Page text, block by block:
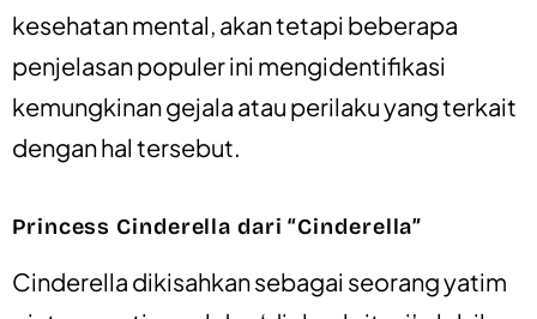
kesehatan mental, akan tetapi beberapa
penjelasan populer ini mengidentifikasi
kemungkinan gejala atau perilaku yang terkait
dengan hal tersebut.
Princess Cinderella dari “Cinderella”
Cinderella dikisahkan sebagai seorang yatim